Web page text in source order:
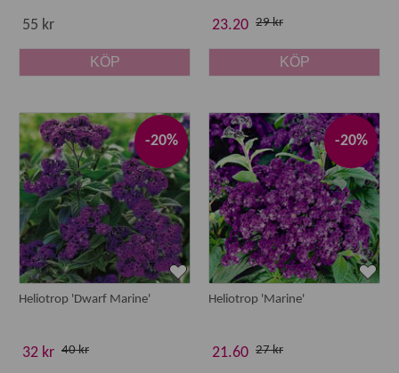
55 kr
KÖP
23.20 29 kr
KÖP
-20%
Heliotrop 'Dwarf Marine'
32 kr 40 kr
-20%
Heliotrop 'Marine'
21.60 27 kr